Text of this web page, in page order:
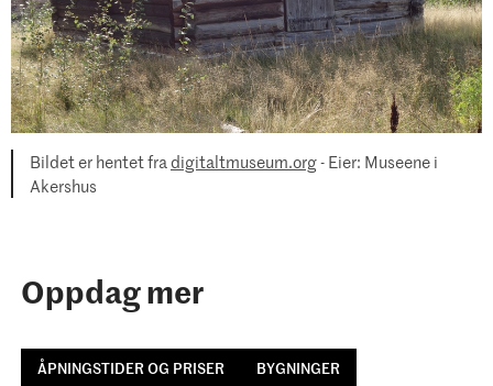
Bildet er hentet fra digitaltmuseum.org- Eier: Museene i
Akershus
Oppdag mer
ÅPNINGSTIDER OG PRISER BYGNINGER